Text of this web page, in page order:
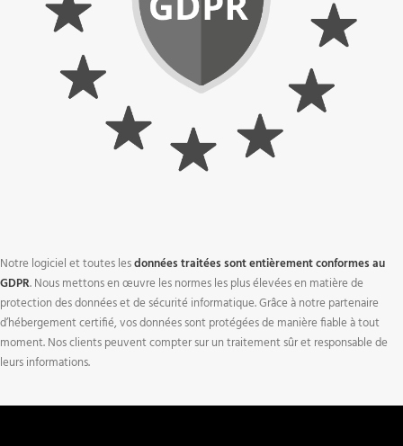
Notre logiciel et toutes lesdonnées traitées sont entièrement conformes au
GDPR. Nous mettons en œuvre les normes les plus élevées en matière de
protection des données et de sécurité informatique. Grâce à notre partenaire
d’hébergement certifié, vos données sont protégées de manière fiable à tout
moment. Nos clients peuvent compter sur un traitement sûr et responsable de
leurs informations.